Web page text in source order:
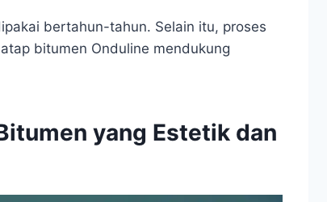
bertahun-tahun. Selain itu, proses
bitumen Onduline mendukung
yang Estetik dan